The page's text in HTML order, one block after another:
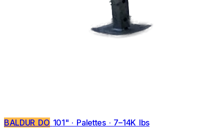
BALDUR DO 101" · Palettes · 7–14K lbs